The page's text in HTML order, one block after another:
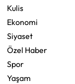
Kulis
Ekonomi
Siyaset
Özel Haber
Spor
Yaşam